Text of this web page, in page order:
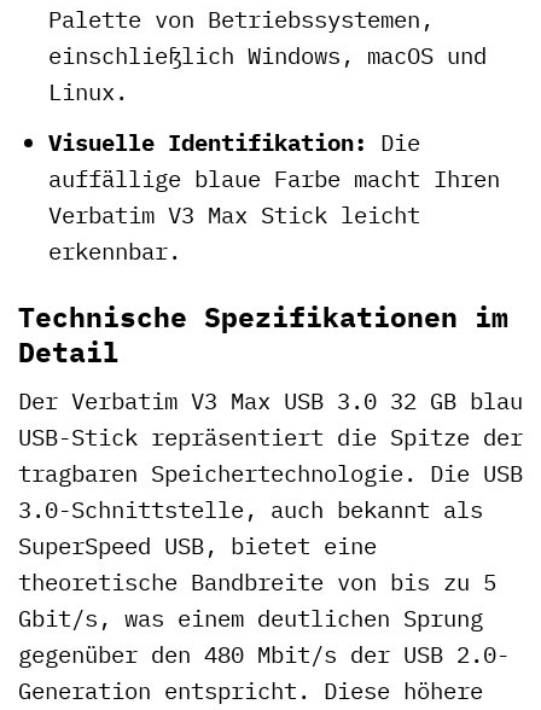
Palette von Betriebssystemen,
einschließlich Windows, macOS und
Linux.
Visuelle Identifikation: Die
auffällige blaue Farbe macht Ihren
Verbatim V3 Max Stick leicht
erkennbar.
Technische Spezifikationen im
Detail
Der Verbatim V3 Max USB 3.0 32 GB blau
USB-Stick repräsentiert die Spitze der
tragbaren Speichertechnologie. Die USB
3.0-Schnittstelle, auch bekannt als
SuperSpeed USB, bietet eine
theoretische Bandbreite von bis zu 5
Gbit/s, was einem deutlichen Sprung
gegenüber den 480 Mbit/s der USB 2.0-
Generation entspricht. Diese höhere